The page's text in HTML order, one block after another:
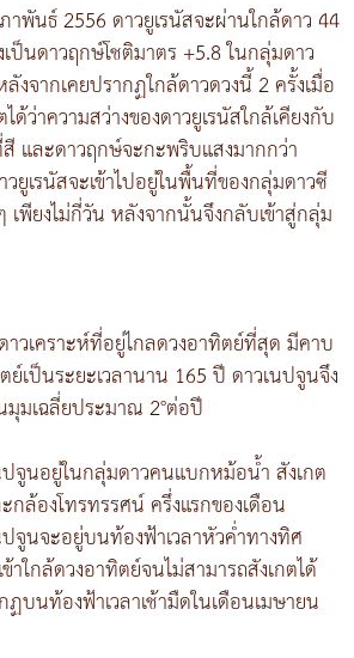
พันธ์ 2556 ดาวยูเรนัสจะผ่านใกล้ดาว 44
ป็นดาวฤกษ์โชติมาตร +5.8 ในกลุ่มดาว
จากเคยปรากฏใกล้ดาวดวงนี้ 2 ครั้งเมื่อ
ด้ว่าความสว่างของดาวยูเรนัสใกล้เคียงกับ
และดาวฤกษ์จะกะพริบแสงมากกว่า
ยูเรนัสจะเข้าไปอยู่ในพื้นที่ของกลุ่มดาวซี
เพียงไม่กี่วัน หลังจากนั้นจึงกลับเข้าสู่กลุ่ม
วเคราะห์ที่อยู่ไกลดวงอาทิตย์ที่สุด มีคาบ
ย์เป็นระยะเวลานาน 165 ปี ดาวเนปจูนจึง
มุมเฉลี่ยประมาณ 2°ต่อปี
จูนอยู่ในกลุ่มดาวคนแบกหม้อน้ำ สังเกต
กล้องโทรทรรศน์ ครึ่งแรกของเดือน
จูนจะอยู่บนท้องฟ้าเวลาหัวค่ำทางทิศ
ใกล้ดวงอาทิตย์จนไม่สามารถสังเกตได้
บนท้องฟ้าเวลาเช้ามืดในเดือนเมษายน